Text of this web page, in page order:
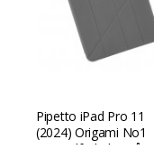
Pipetto iPad Pro 11
(2024) Origami No1